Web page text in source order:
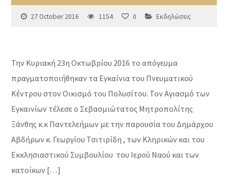
27 October 2016 1154 0 Εκδηλώσεις
Την Κυριακή 23η Οκτωβρίου 2016 το απόγευμα
πραγματοποιήθηκαν τα Εγκαίνια του Πνευματικού
Κέντρου στον Οικισμό του Πολυσίτου. Τον Αγιασμό των
Εγκαινίων τέλεσε ο Σεβασμιώτατος Μητροπολίτης
Ξάνθης κ.κ Παντελεήμων με την παρουσία του Δημάρχου
Αβδήρων κ. Γεωργίου Τσιτιρίδη , των Κληρικών και του
Εκκλησιαστικού Συμβουλίου του Ιερού Ναού και των
κατοίκων […]